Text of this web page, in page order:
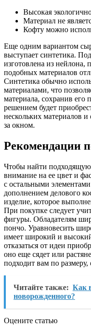
Высокая
Материал не
Кофту можно
Еще одним вариантом
выступает синтетика.
изготовлена из нейлона,
подобных материалов
Синтетика обычно
материалами, что
материала, сохранив
решением будет
нескольких материалов и
за окном.
Рекомендации
Чтобы найти подходящую
внимание на ее цвет и
с остальными
дополнением делового
изделие, которое
При покупке следует
фигуры. Обладателям
пончо. Уравновесить
имеет широкий и
отказаться от идеи
оно еще сядет или
подходит вам по размеру,
Читайте также: Как
новорожденного?
Оцените статью